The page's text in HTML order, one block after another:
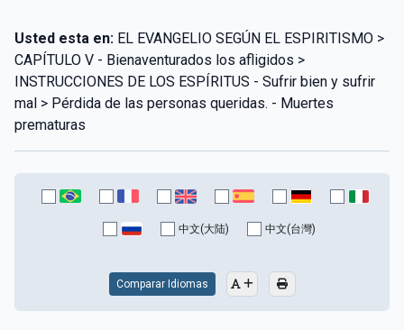
CAPÍTULO XII - Amad a vuestros enemigos
CAPÍTULO XIII - No sepa tu izquierda lo que hace tu
derecha
CAPÍTULO XVI - No se puede servir a Dios y a las
CAPÍTULO XVII - Sed perfectos
Usted esta en: EL EVANGELIO SEGÚN EL ESPIRITISMO >
CAPÍTULO V - Bienaventurados los afligidos >
INSTRUCCIONES DE LOS ESPÍRITUS - Sufrir bien y sufrir
mal > Pérdida de las personas queridas. - Muertes
prematuras
中文(大陆) 中文(台灣)
Comparar Idiomas